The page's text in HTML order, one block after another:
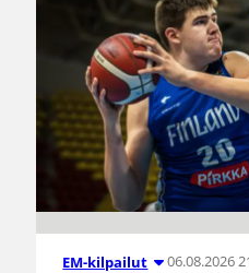
EM-kilpailut 06.08.2026